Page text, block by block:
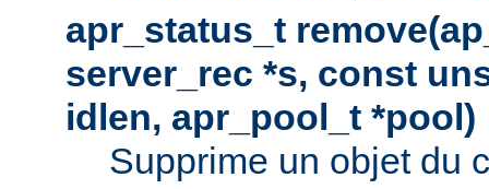
apr_status_t
server_rec *s, const
idlen, apr_pool_t *pool)
Supprime un objet du